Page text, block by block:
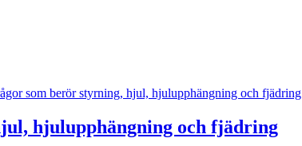
som berör styrning, hjul, hjulupphängning och fjädring
hjulupphängning och fjädring